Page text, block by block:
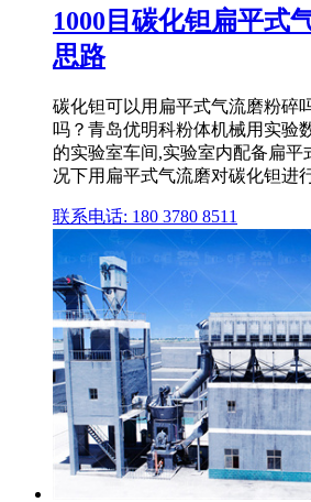
1000目碳化钽扁平式
思路
碳化钽可以用扁平式气流磨粉碎
吗？青岛优明科粉体机械用实验
的实验室车间,实验室内配备扁平
况下用扁平式气流磨对碳化钽进
联系电话: 180 3780 8511